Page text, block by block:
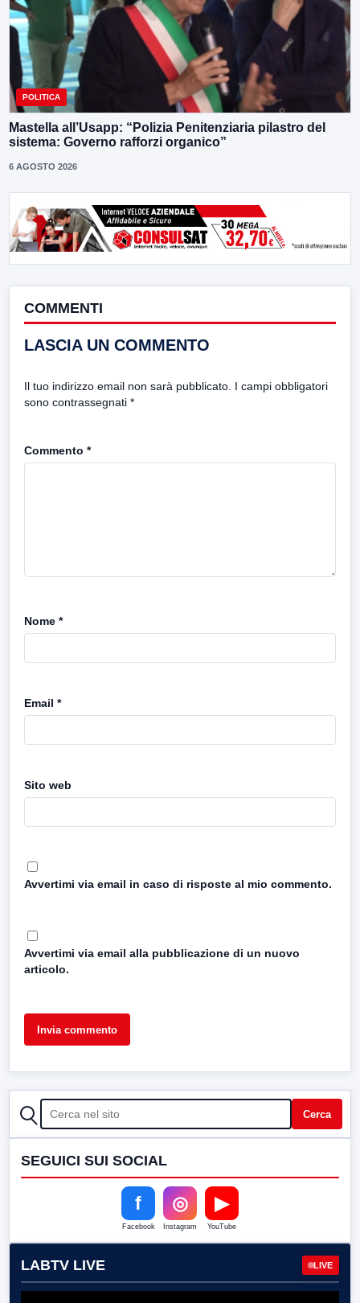
POLITICA
Mastella all’Usapp: “Polizia Penitenziaria pilastro del
sistema: Governo rafforzi organico”
6 AGOSTO 2026
COMMENTI
LASCIA UN COMMENTO
Il tuo indirizzo email non sarà pubblicato. I campi obbligatori
sono contrassegnati *
Commento *
Nome *
Email *
Sito web
Avvertimi via email in caso di risposte al mio commento.
Avvertimi via email alla pubblicazione di un nuovo
articolo.
CERCA Cerca
SEGUICI SUI SOCIAL
f
Facebook
◎
Instagram
▶
YouTube
LABTV LIVE LIVE